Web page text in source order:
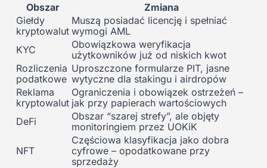
Obszar
Zmiana
Giełdy
kryptowalut
Muszą posiadać licencję i spełniać
wymogi AML
KYC
Obowiązkowa weryfikacja
użytkowników już od niskich kwot
Rozliczenia
podatkowe
Uproszczone formularze PIT, jasne
wytyczne dla stakingu i airdropów
Reklama
kryptowalut
Ograniczenia i obowiązek ostrzeżeń –
jak przy papierach wartościowych
DeFi
Obszar “szarej strefy”, ale objęty
monitoringiem przez UOKiK
NFT
Częściowa klasyfikacja jako dobra
cyfrowe – opodatkowane przy
sprzedaży